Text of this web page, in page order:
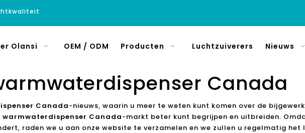
Olansi OEM / ODM Producten Luchtzuiverers Nieuws
Canada
Canada-nieuws, waarin u meer te weten kunt komen over de
warmwaterdispenser Canada-markt beter kunt begrijpen en uitbreiden.
raden we u aan onze website te verzamelen en we zullen u regelmatig